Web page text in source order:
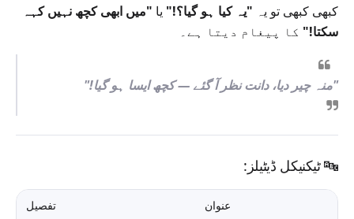
کبھی کبھی تو یہ "یہ کیا ہو گیا؟!" یا "میں ابھی کچھ نہیں کہہ
سکتا!" کا پیغام دیتا ہے۔
"منہ چیر دیا، دانت نظر آ گئے — کچھ ایسا ہو گیا!"
🔤ٹیکنیکل ڈیٹیلز:
عنوان تفصیل